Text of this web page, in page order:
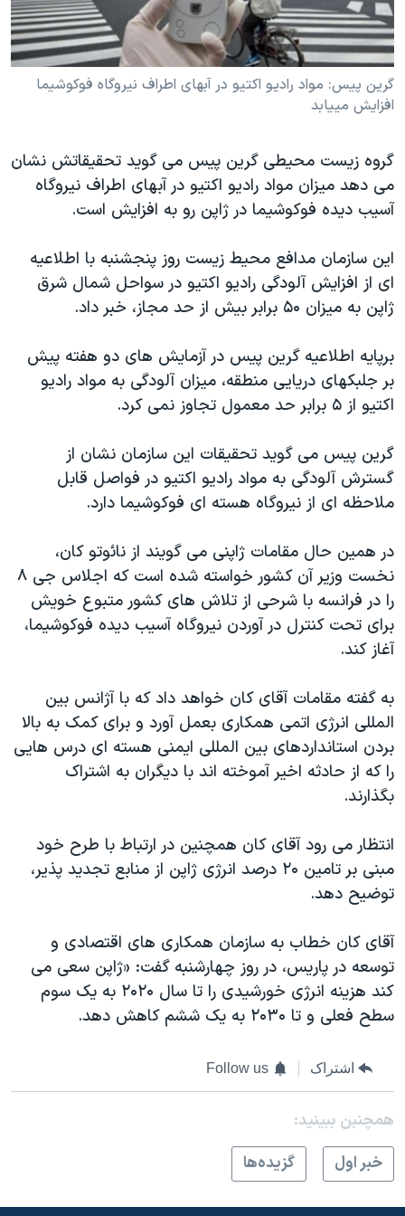
فرهنگ و زندگی
حقوق شهروندی
اقتصادی
علم و فناوری
گالری عکس
آرشیو پخش زنده
مستندها
انتخابات ریاست جمهوری آمریکا ۲۰۲۴
حمله جمهوری اسلامی به اسرائیل
رمز مهسا
اعتراضات زن، زندگی، آزادی
مجموعه مستندهای دادخواهی
دادگاه حمید نوری
چهل سال گروگان‌گیری
اعتراضات مردمی آبان ۹۸
اسرائیل در جنگ
همایش محافظه‌کاران آمریکا «سی‌پک»
صفحه‌های ویژه
دنبال کنید
گرين پيس: مواد راديو اکتيو در آبهای اطراف نيروگاه فوکوشيما
افزايش مييابد
گروه زيست محيطی گرين پيس می گويد تحقيقاتش نشان
می دهد ميزان مواد راديو اکتيو در آبهای اطراف نيروگاه
آسيب ديده فوکوشيما در ژاپن رو به افزايش است.
اين سازمان مدافع محيط زيست روز پنجشنبه با اطلاعيه
ای از افزايش آلودگی راديو اکتيو در سواحل شمال شرق
ژاپن به ميزان ۵۰ برابر بيش از حد مجاز، خبر داد.
برپايه اطلاعيه گرين پيس در آزمايش های دو هفته پيش
بر جلبکهای دريايی منطقه، ميزان آلودگی به مواد راديو
اکتيو از ۵ برابر حد معمول تجاوز نمی کرد.
گرين پيس می گويد تحقيقات اين سازمان نشان از
گسترش آلودگی به مواد راديو اکتيو در فواصل قابل
ملاحظه ای از نيروگاه هسته ای فوکوشيما دارد.
در همين حال مقامات ژاپنی می گويند از نائوتو کان،
نخست وزير آن کشور خواسته شده است که اجلاس جی ۸
را در فرانسه با شرحی از تلاش های کشور متبوع خويش
برای تحت کنترل در آوردن نيروگاه آسيب ديده فوکوشيما،
آغاز کند.
به گفته مقامات آقای کان خواهد داد که با آژانس بين
المللی انرژی اتمی همکاری بعمل آورد و برای کمک به بالا
بردن استانداردهای بين المللی ايمنی هسته ای درس هايی
را که از حادثه اخير آموخته اند با ديگران به اشتراک
بگذارند.
انتظار می رود آقای کان همچنين در ارتباط با طرح خود
مبنی بر تامين ۲۰ درصد انرژی ژاپن از منابع تجديد پذير،
توضيح دهد.
آقای کان خطاب به سازمان همکاری های اقتصادی و
توسعه در پاريس، در روز چهارشنبه گفت: «ژاپن سعی می
کند هزينه انرژی خورشيدی را تا سال ۲۰۲۰ به يک سوم
سطح فعلی و تا ۲۰۳۰ به يک ششم کاهش دهد.
اشتراک Follow us
همچنبن ببینید:
خبر اول
گزيده‌ها